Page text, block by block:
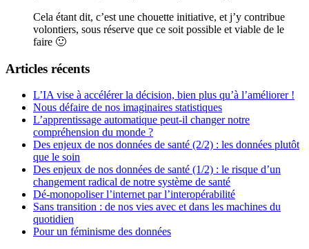
Cela étant dit, c’est une chouette initiative, et j’y contribue
volontiers, sous réserve que ce soit possible et viable de le
faire 🙂
Articles récents
L’IA vise à accélérer la décision, bien plus qu’à l’améliorer !
Nous défaire de nos imaginaires statistiques
L’apprentissage automatique peut-il changer notre
compréhension du monde ?
Des enjeux de nos données de santé (2/2) : les données plutôt
que le soin
Des enjeux de nos données de santé (1/2) : le risque d’un
changement radical de notre système de santé
Dé-monopoliser l’internet par l’interopérabilité
Sans transition : de nos vies avec et dans les machines du
quotidien
Pour un féminisme des données